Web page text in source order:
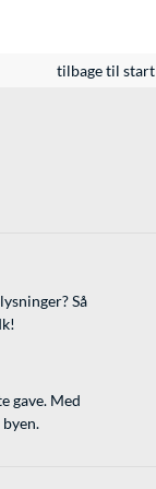
tilbage til start
Så
!
gave. Med